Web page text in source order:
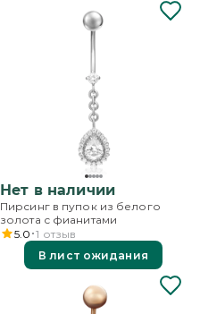
Нет в наличии
Пирсинг в пупок из белого
золота с фианитами
5.0 1 отзыв
В лист ожидания